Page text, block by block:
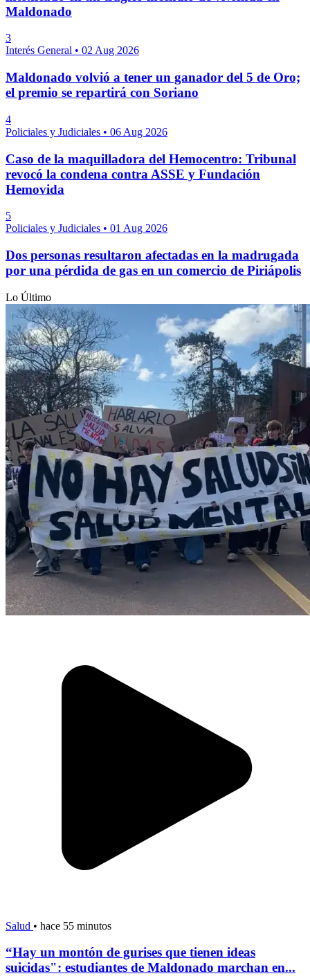
Maldonado
3
Interés General • 02 Aug 2026
Maldonado volvió a tener un ganador del 5 de Oro;
el premio se repartirá con Soriano
4
Policiales y Judiciales • 06 Aug 2026
Caso de la maquilladora del Hemocentro: Tribunal
revocó la condena contra ASSE y Fundación
Hemovida
5
Policiales y Judiciales • 01 Aug 2026
Dos personas resultaron afectadas en la madrugada
por una pérdida de gas en un comercio de Piriápolis
Lo Último
Salud • hace 55 minutos
“Hay un montón de gurises que tienen ideas
suicidas": estudiantes de Maldonado marchan en...